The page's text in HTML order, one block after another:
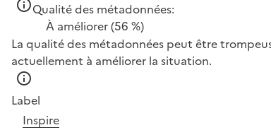
Qualité des métadonnées:
À améliorer(56 %)
La qualité des métadonnées peut être
actuellement à améliorer la situation.
Label
Inspire